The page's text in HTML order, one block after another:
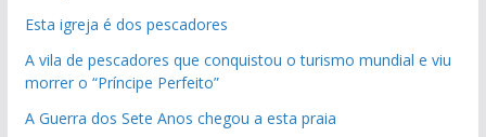
Esta igreja é dos pescadores
A vila de pescadores que conquistou o turismo mundial e viu
morrer o “Príncipe Perfeito”
A Guerra dos Sete Anos chegou a esta praia